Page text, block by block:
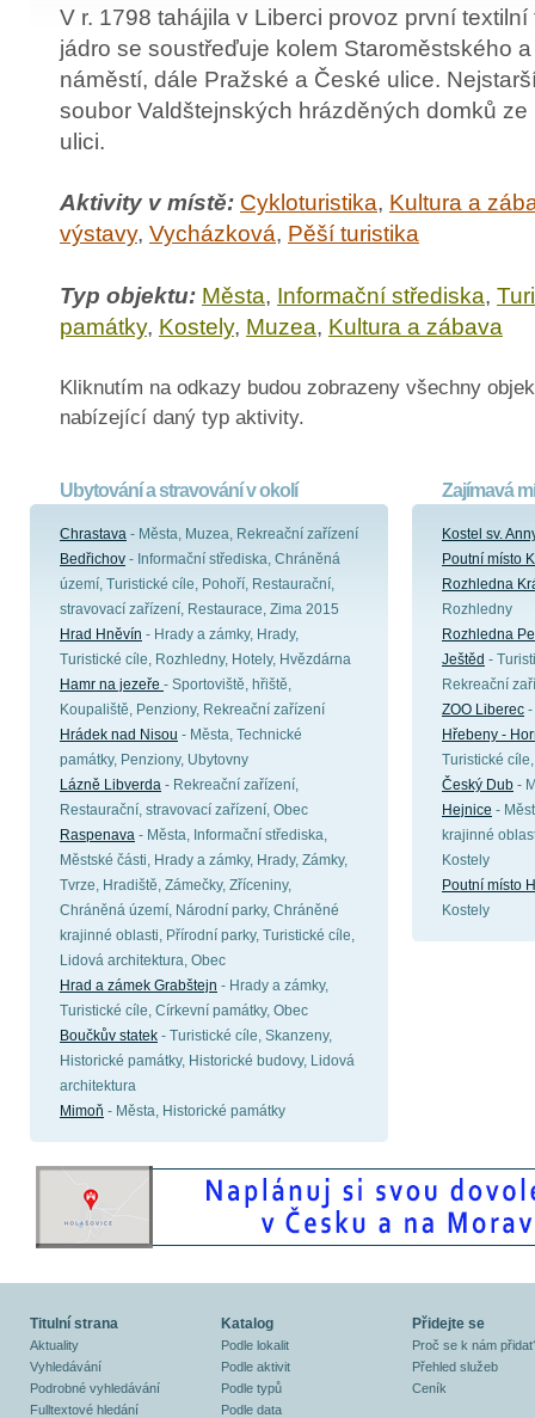
V r. 1798 tahájila v Liberci provoz první
jádro se soustřeďuje kolem Staroměstského
náměstí, dále Pražské a České ulice.
soubor Valdštejnských hrázděných domků ze
ulici.
Aktivity v místě: Cykloturistika, Kultura a
výstavy, Vycházková, Pěší turistika
Typ objektu: Města, Informační střediska,
památky, Kostely, Muzea, Kultura a zábava
Kliknutím na odkazy budou zobrazeny všechny
nabízející daný typ aktivity.
Ubytování a stravování v okolí
Chrastava - Města, Muzea, Rekreační zařízení
Bedřichov - Informační střediska, Chráněná
území, Turistické cíle, Pohoří, Restaurační,
stravovací zařízení, Restaurace, Zima 2015
Hrad Hněvín - Hrady a zámky, Hrady,
Turistické cíle, Rozhledny, Hotely, Hvězdárna
Hamr na jezeře - Sportoviště, hřiště,
Koupaliště, Penziony, Rekreační zařízení
Hrádek nad Nisou - Města, Technické
památky, Penziony, Ubytovny
Lázně Libverda - Rekreační zařízení,
Restaurační, stravovací zařízení, Obec
Raspenava - Města, Informační střediska,
Městské části, Hrady a zámky, Hrady, Zámky,
Tvrze, Hradiště, Zámečky, Zříceniny,
Chráněná území, Národní parky, Chráněné
krajinné oblasti, Přírodní parky, Turistické cíle,
Lidová architektura, Obec
Hrad a zámek Grabštejn - Hrady a zámky,
Turistické cíle, Církevní památky, Obec
Boučkův statek - Turistické cíle, Skanzeny,
Historické památky, Historické budovy, Lidová
architektura
Mimoň - Města, Historické památky
Zajímavá
Kostel sv.
Poutní místo
Rozhledna
Rozhledny
Rozhledna
Ještěd -
Rekreační
ZOO Liberec -
Hřebeny -
Turistické
Český Dub -
Hejnice -
krajinné
Kostely
Poutní místo
Kostely
Titulní strana
Aktuality
Vyhledávání
Podrobné vyhledávání
Fulltextové hledání
Katalog
Podle lokalit
Podle aktivit
Podle typů
Podle data
Přidejte se
Proč se k nám
Přehled služeb
Ceník